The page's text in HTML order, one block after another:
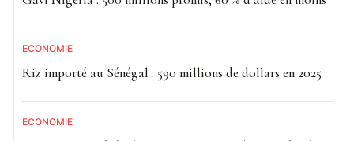
ECONOMIE
Riz importé au Sénégal : 590 millions de dollars en 2025
ECONOMIE